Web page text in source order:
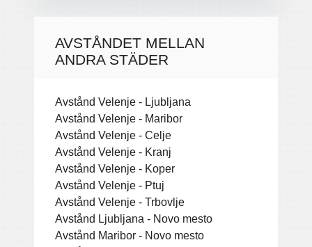
AVSTÅNDET MELLAN
ANDRA STÄDER
Avstånd Velenje - Ljubljana
Avstånd Velenje - Maribor
Avstånd Velenje - Celje
Avstånd Velenje - Kranj
Avstånd Velenje - Koper
Avstånd Velenje - Ptuj
Avstånd Velenje - Trbovlje
Avstånd Ljubljana - Novo mesto
Avstånd Maribor - Novo mesto